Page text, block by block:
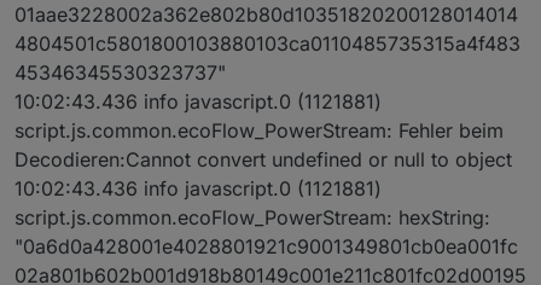
01aae3228002a362e802b80d10351820200128014014
4804501c5801800103880103ca0110485735315a4f483
45346345530323737"
10:02:43.436 info javascript.0 (1121881)
script.js.common.ecoFlow_PowerStream: Fehler beim
Decodieren:Cannot convert undefined or null to object
10:02:43.436 info javascript.0 (1121881)
script.js.common.ecoFlow_PowerStream: hexString:
"0a6d0a428001e4028801921c9001349801cb0ea001fc
02a801b602b001d918b80149c001e211c801fc02d00195